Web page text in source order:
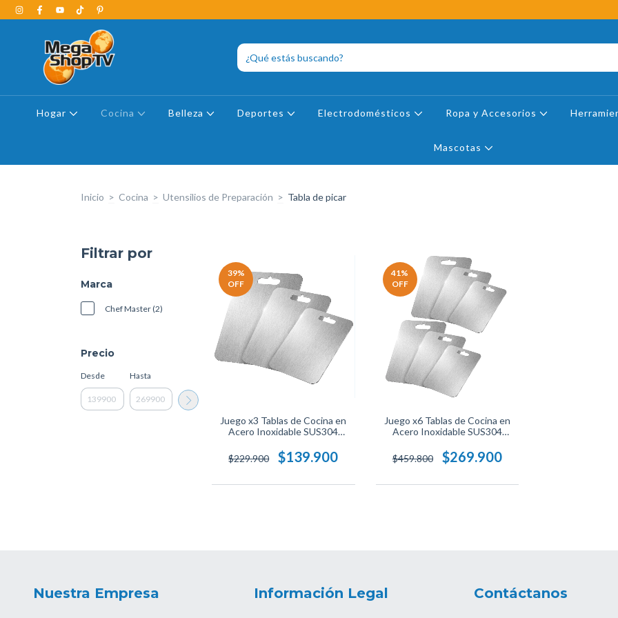
Hogar Cocina Belleza Deportes Electrodomésticos Ropa y Accesorios
Mascotas
Inicio > Cocina > Utensilios de Preparación > Tabla de picar
Filtrar por
Marca
Chef Master (2)
Precio
Desde Hasta
39%
OFF
Juego x3 Tablas de Cocina en
Acero Inoxidable SUS304
Resistentes y Fáciles de Limpiar
Ideal para Cortar y Preparar.
$229.900 $139.900
41%
OFF
Juego x6 Tablas de Cocina en
Acero Inoxidable SUS304
Resistentes y Fáciles de Limpiar
Ideales para Cortar y Preparar.
$459.800 $269.900
Nuestra Empresa Información Legal Contáctanos